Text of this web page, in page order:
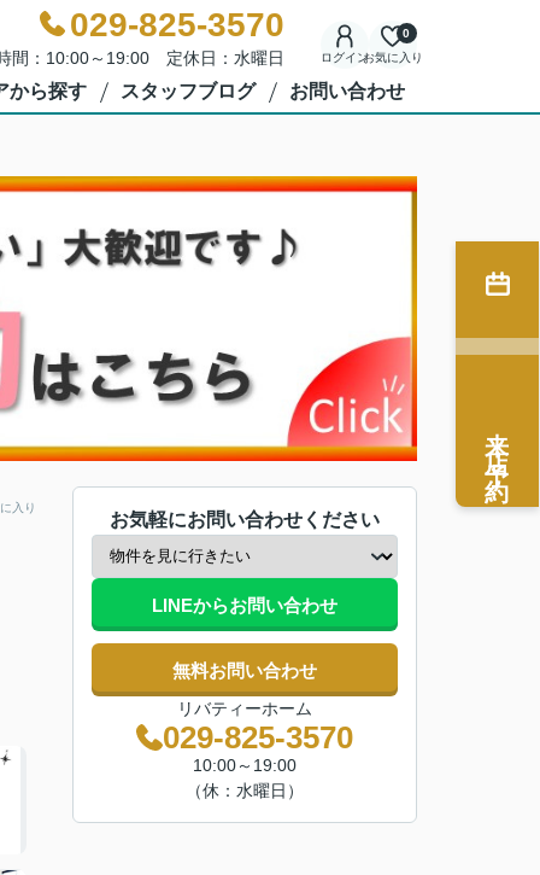
029-825-3570
間：10:00～19:00 定休日：水曜日 ログインお気に入り
0
から探す スタッフブログ お問い合わせ
入り
お気軽にお問い合わせください
LINEからお問い合わせ
無料お問い合わせ
リバティーホーム
029-825-3570
10:00～19:00
（休：水曜日）
来店予約